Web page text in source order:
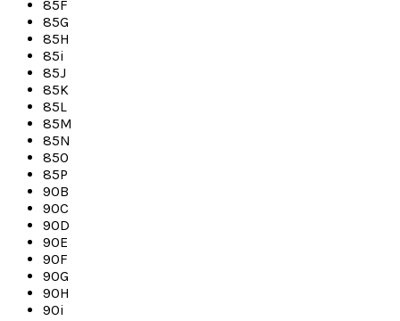
85F
85G
85H
85i
85J
85K
85L
85M
85N
85O
85P
90B
90C
90D
90E
90F
90G
90H
90i